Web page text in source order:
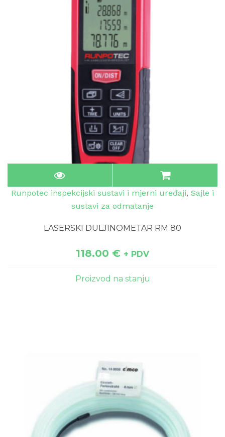
Runpotec inspekcijski sustavi i mjerni uređaji, Sajle i
sustavi za odmatanje
LASERSKI DULJINOMETAR RM 80
118.00 € + PDV
Proizvod na stanju